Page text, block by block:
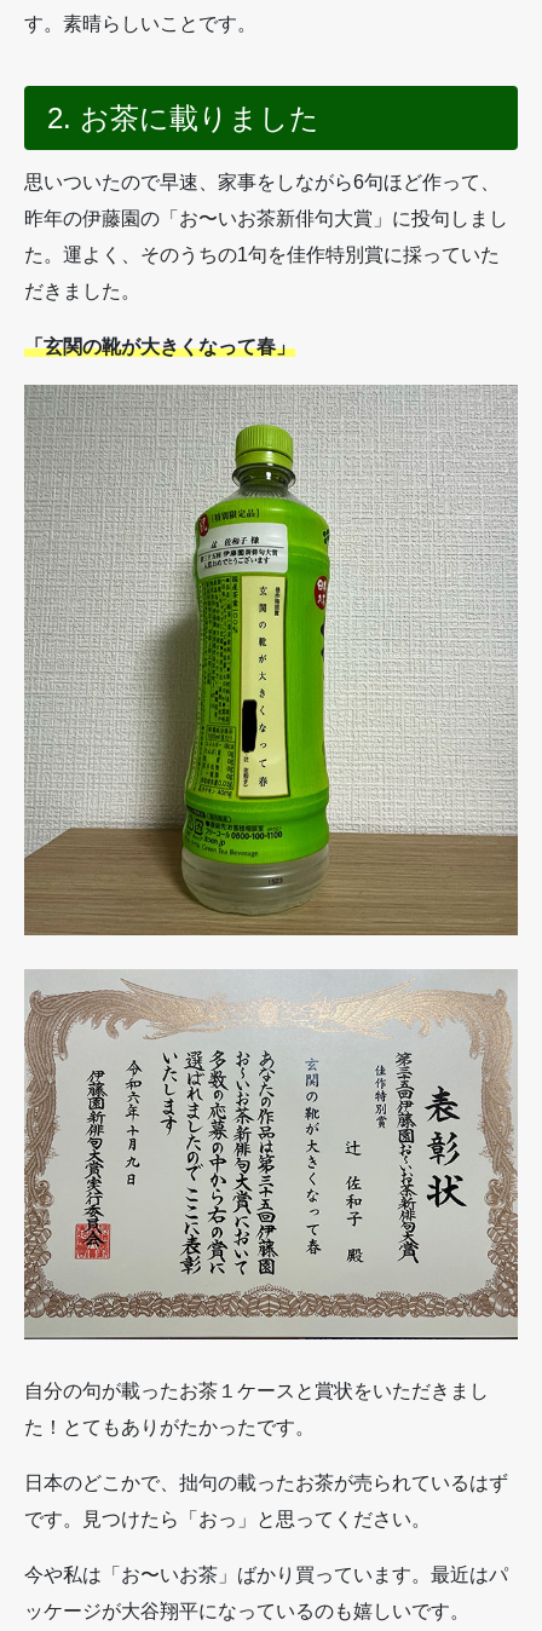
す。素晴らしいことです。
2. お茶に載りました
思いついたので早速、家事をしながら6句ほど作って、
昨年の伊藤園の「お〜いお茶新俳句大賞」に投句しまし
た。運よく、そのうちの1句を佳作特別賞に採っていた
だきました。
「玄関の靴が大きくなって春」
自分の句が載ったお茶１ケースと賞状をいただきまし
た！とてもありがたかったです。
日本のどこかで、拙句の載ったお茶が売られているはず
です。見つけたら「おっ」と思ってください。
今や私は「お〜いお茶」ばかり買っています。最近はパ
ッケージが大谷翔平になっているのも嬉しいです。